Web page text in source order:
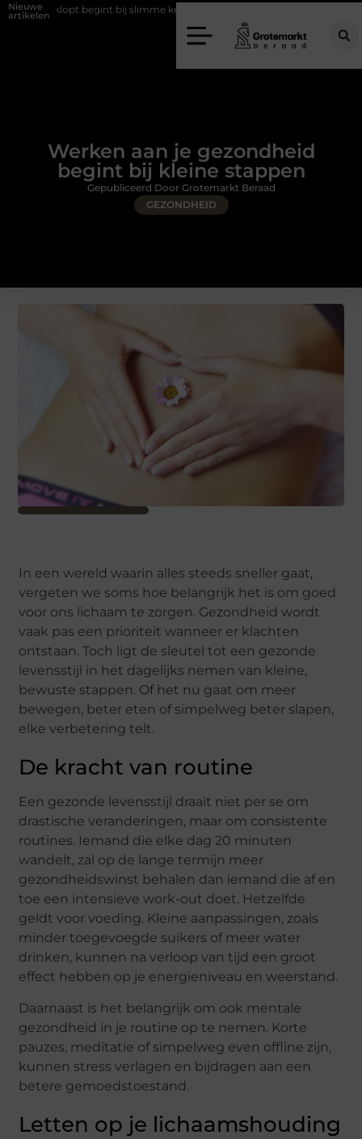
Nieuwe
artikelen
bij slimme keuzes Waarom kiezen voor een rijschool in Utrecht?
Werken aan je gezondheid
begint bij kleine stappen
GEZONDHEID
Gepubliceerd Door Grotemarkt Beraad
In een wereld waarin alles steeds sneller gaat,
vergeten we soms hoe belangrijk het is om goed
voor ons lichaam te zorgen. Gezondheid wordt
vaak pas een prioriteit wanneer er klachten
ontstaan. Toch ligt de sleutel tot een gezonde
levensstijl in het dagelijks nemen van kleine,
bewuste stappen. Of het nu gaat om meer
bewegen, beter eten of simpelweg beter slapen,
elke verbetering telt.
De kracht van routine
Een gezonde levensstijl draait niet per se om
drastische veranderingen, maar om consistente
routines. Iemand die elke dag 20 minuten
wandelt, zal op de lange termijn meer
gezondheidswinst behalen dan iemand die af en
toe een intensieve work-out doet. Hetzelfde
geldt voor voeding. Kleine aanpassingen, zoals
minder toegevoegde suikers of meer water
drinken, kunnen na verloop van tijd een groot
effect hebben op je energieniveau en weerstand.
Daarnaast is het belangrijk om ook mentale
gezondheid in je routine op te nemen. Korte
pauzes, meditatie of simpelweg even offline zijn,
kunnen stress verlagen en bijdragen aan een
betere gemoedstoestand.
Letten op je lichaamshouding